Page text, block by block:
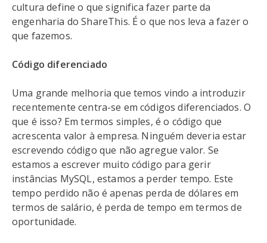
cultura define o que significa fazer parte da
engenharia do ShareThis. É o que nos leva a fazer o
que fazemos.
Código diferenciado
Uma grande melhoria que temos vindo a introduzir
recentemente centra-se em códigos diferenciados. O
que é isso? Em termos simples, é o código que
acrescenta valor à empresa. Ninguém deveria estar
escrevendo código que não agregue valor. Se
estamos a escrever muito código para gerir
instâncias MySQL, estamos a perder tempo. Este
tempo perdido não é apenas perda de dólares em
termos de salário, é perda de tempo em termos de
oportunidade.